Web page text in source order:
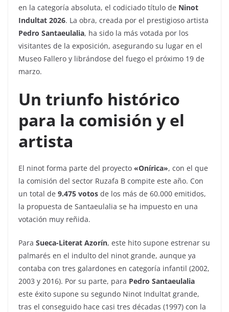
en la categoría absoluta, el codiciado título de Ninot
Indultat 2026. La obra, creada por el prestigioso artista
Pedro Santaeulalia, ha sido la más votada por los
visitantes de la exposición, asegurando su lugar en el
Museo Fallero y librándose del fuego el próximo 19 de
marzo.
Un triunfo histórico
para la comisión y el
artista
El ninot forma parte del proyecto «Onírica», con el que
la comisión del sector Ruzafa B compite este año. Con
un total de 9.475 votos de los más de 60.000 emitidos,
la propuesta de Santaeulalia se ha impuesto en una
votación muy reñida.
Para Sueca-Literat Azorín, este hito supone estrenar su
palmarés en el indulto del ninot grande, aunque ya
contaba con tres galardones en categoría infantil (2002,
2003 y 2016). Por su parte, para Pedro Santaeulalia
este éxito supone su segundo Ninot Indultat grande,
tras el conseguido hace casi tres décadas (1997) con la